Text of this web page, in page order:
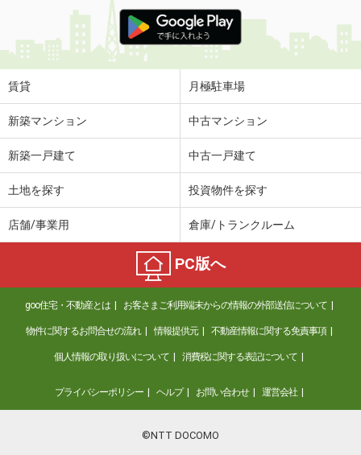
賃貸 月極駐車場
新築マンション 中古マンション
新築一戸建て 中古一戸建て
土地を探す 投資物件を探す
店舗/事業用 倉庫/トランクルーム
PC版へ
goo住宅・不動産とは お客さまご利用端末からの情報の外部送信について
物件に関するお問合せの流れ 情報提供元 不動産情報に関する免責事項
個人情報の取り扱いについて 消費税に関する表記について
プライバシーポリシー ヘルプ お問い合わせ 運営会社
©NTT DOCOMO